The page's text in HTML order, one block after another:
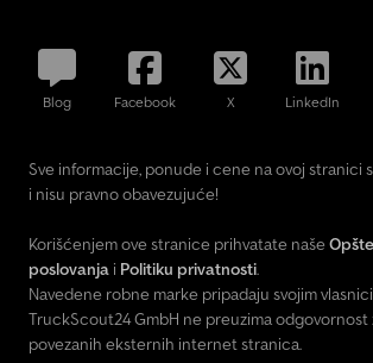
Blog Facebook X LinkedIn
Sve informacije, ponude i cene na ovoj stranici
i nisu pravno obavezujuće!
Korišćenjem ove stranice prihvatate naše
poslovanja i Politiku privatnosti.
Navedene robne marke pripadaju svojim
TruckScout24 GmbH ne preuzima odgovornost
povezanih eksternih internet stranica.